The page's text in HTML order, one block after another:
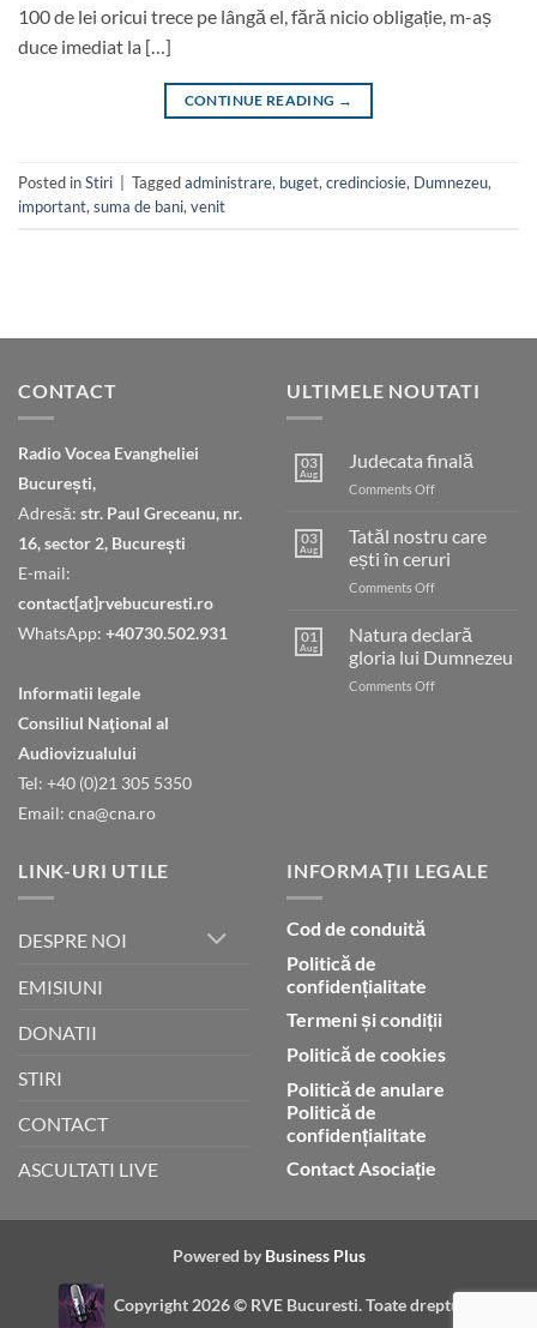
100 de lei oricui trece pe lângă el, fără nicio obligație, m-aș
duce imediat la […]
CONTINUE READING →
Posted inStiri Taggedadministrare, buget, credinciosie, Dumnezeu,
important, suma de bani, venit
CONTACT
Radio Vocea Evangheliei
București,
Adresă: str. Paul Greceanu, nr.
16, sector 2, București
E-mail:
contact[at]rvebucuresti.ro
WhatsApp: +40730.502.931
Informatii legale
Consiliul Naţional al
Audiovizualului
Tel: +40 (0)21 305 5350
Email: cna@cna.ro
ULTIMELE NOUTATI
03
Aug
Judecata finală
Comments Offon
03
Aug
Tatăl nostru care
ești în ceruri
Comments Offon
nostru
care
ești
în
01
Aug
Natura declară
gloria lui Dumnezeu
Comments Offon
LINK-URI UTILE
DESPRE NOI
EMISIUNI
DONATII
STIRI
CONTACT
ASCULTATI LIVE
INFORMAȚII LEGALE
Cod de conduită
Politică de
confidențialitate
Termeni și condiții
Politică de cookies
Politică de anulare
Politică de
confidențialitate
Contact Asociație
Powered by Business Plus
Copyright 2026 © RVE Bucuresti. Toate drepturile